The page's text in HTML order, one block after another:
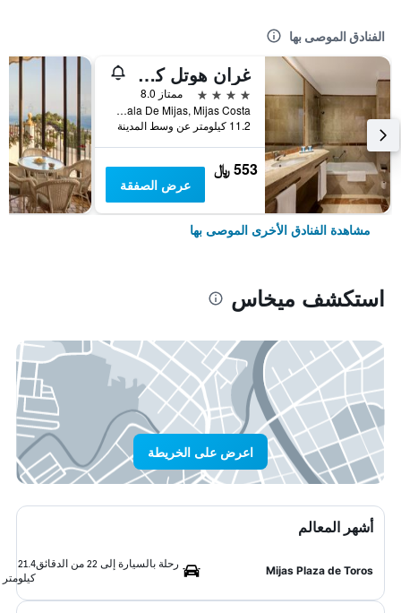
الفنادق الموصى بها
غران هوتل كوستا ديل سول
4 نجوم
ممتاز 8.0
La Cala De Mijas, Mijas Costa, ميخاس, منطقة أندلوسيا, أسبانيا
11.2 كيلومتر عن وسط المدينة
553 ﷼
عرض الصفقة
مشاهدة الفنادق الأخرى الموصى بها
استكشف ميخاس
اعرض على الخريطة
أشهر المعالم
Mijas Plaza de Toros
رحلة بالسيارة إلى 22 من الدقائق
21.4
كيلومتر